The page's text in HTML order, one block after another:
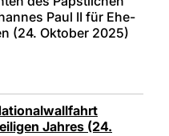
Paul II für Ehe-
(24. Oktober 2025)
Jahres (24.